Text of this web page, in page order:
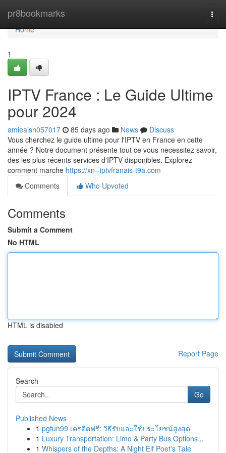
pr8bookmarks
Home
Home
1
IPTV France : Le Guide Ultime
pour 2024
amieaisn057017 85 days ago News
Discuss
Vous cherchez le guide ultime pour l'IPTV en France en cette
année ? Notre document présente tout ce vous necessitez savoir,
des les plus récents services d'IPTV disponibles. Explorez
comment marche https://xn--iptvfranais-t9a.com
Comments
Who Upvoted
Comments
Submit a Comment
No HTML
HTML is disabled
Report Page
Search
Go
Published News
1 pgfun99 เครดิตฟรี: วิธีรับและใช้ประโยชน์สูงสุด
1 Luxury Transportation: Limo & Party Bus Options...
1 Whispers of the Depths: A Night Elf Poet's Tale